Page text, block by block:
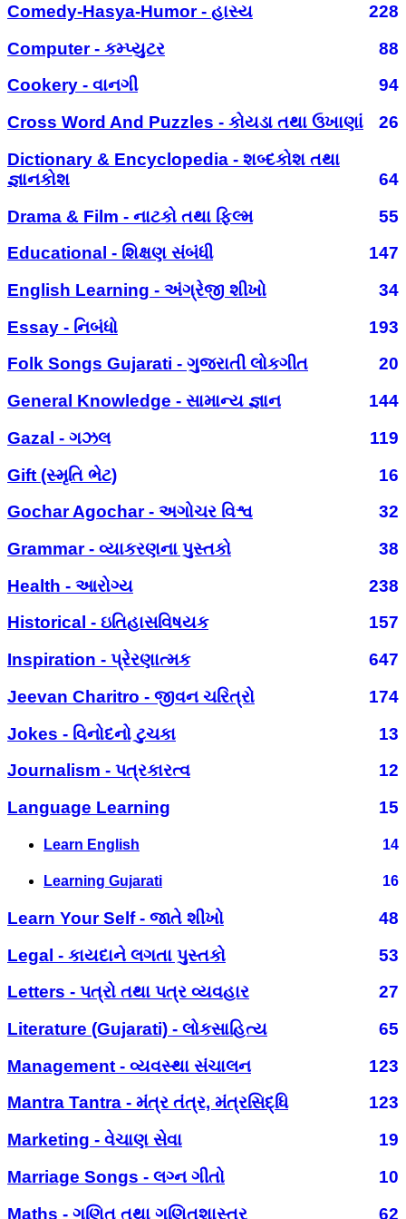
Comedy-Hasya-Humor - હાસ્ય
228
Computer - કમ્પ્યુટર
88
Cookery - વાનગી
94
Cross Word And Puzzles - કોયડા તથા ઉખાણાં
26
Dictionary & Encyclopedia - શબ્દકોશ તથા
જ્ઞાનકોશ
64
Drama & Film - નાટકો તથા ફિલ્મ
55
Educational - શિક્ષણ સંબંધી
147
English Learning - અંગ્રેજી શીખો
34
Essay - નિબંધો
193
Folk Songs Gujarati - ગુજરાતી લોકગીત
20
General Knowledge - સામાન્ય જ્ઞાન
144
Gazal - ગઝલ
119
Gift (સ્મૃતિ ભેટ)
16
Gochar Agochar - અગોચર વિશ્વ
32
Grammar - વ્યાકરણના પુસ્તકો
38
Health - આરોગ્ય
238
Historical - ઇતિહાસવિષયક
157
Inspiration - પ્રેરણાત્મક
647
Jeevan Charitro - જીવન ચરિત્રો
174
Jokes - વિનોદનો ટુચકા
13
Journalism - પત્રકારત્વ
12
Language Learning
15
Learn English 14
Learning Gujarati 16
Learn Your Self - જાતે શીખો
48
Legal - કાયદાને લગતા પુસ્તકો
53
Letters - પત્રો તથા પત્ર વ્યવહાર
27
Literature (Gujarati) - લોકસાહિત્ય
65
Management - વ્યવસ્થા સંચાલન
123
Mantra Tantra - મંત્ર તંત્ર, મંત્રસિદ્ધિ
123
Marketing - વેચાણ સેવા
19
Marriage Songs - લગ્ન ગીતો
10
Maths - ગણિત તથા ગણિતશાસ્ત્ર
62